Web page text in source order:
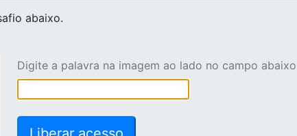
abaixo.
Digite a palavra na imagem ao lado no campo abaixo